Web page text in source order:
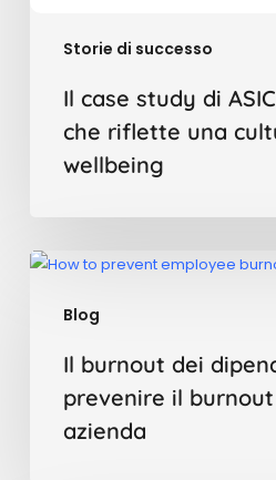
Storie di successo
Il case study di
che riflette una
wellbeing
Blog
Il
come
prevenire
Il burnout dei
prevenire il
azienda